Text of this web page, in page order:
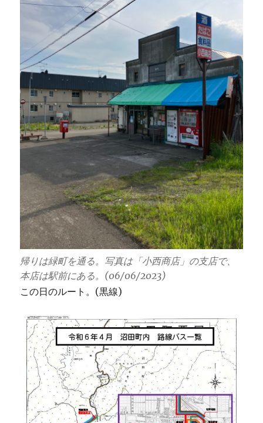
帰りは緑町を通る。写真は「小西商店」の支店で、
本店は駅前にある。(06/06/2023)
この日のルート。(黒線)